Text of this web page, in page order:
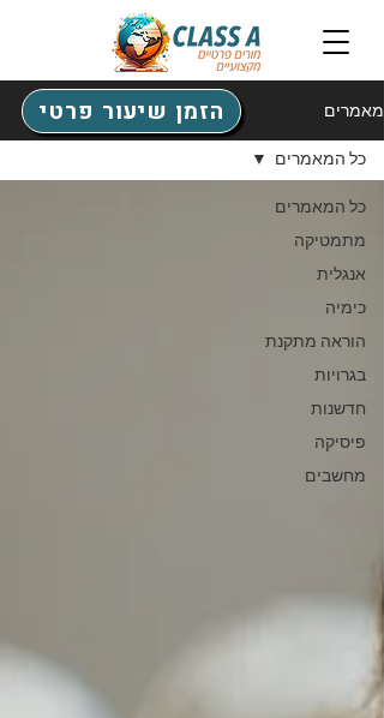
מאמרים
כל המאמרים
מתמטיקה
אנגלית
כימיה
הוראה מתקנת
בגרויות
חדשנות
פיסיקה
מחשבים
כל המאמרים
הזמן שיעור פרטי